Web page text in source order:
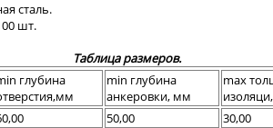
сталь.
шт.
Таблица размеров.
глубина
min глубина
анкеровки, мм
max
50,00 30,00